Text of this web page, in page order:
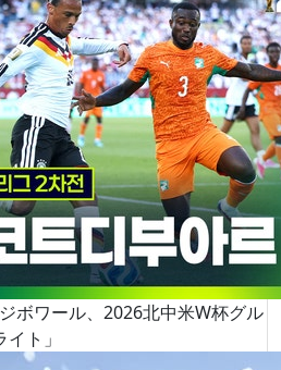
ボワール、2026北中米W杯グル
ト」